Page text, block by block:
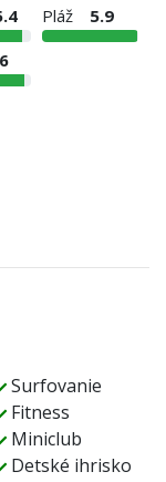
Pláž
5.9
Surfovanie
Fitness
Miniclub
Detské ihrisko